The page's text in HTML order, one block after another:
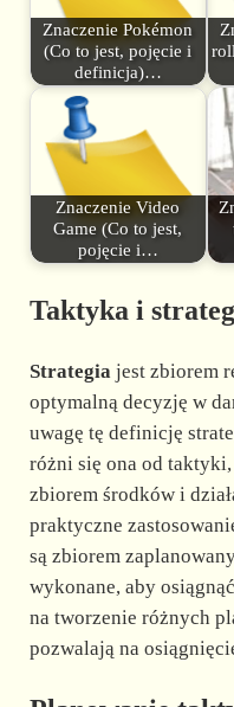
Znaczenie Pokémon
(Co to jest, pojęcie i
definicja)…
Znaczenie Video
Game (Co to jest,
pojęcie i…
Taktyka i
Strategia jest zbiorem
optymalną decyzję w
uwagę tę definicję
różni się ona od
zbiorem środków i
praktyczne
są zbiorem
wykonane, aby
na tworzenie różnych
pozwalają na